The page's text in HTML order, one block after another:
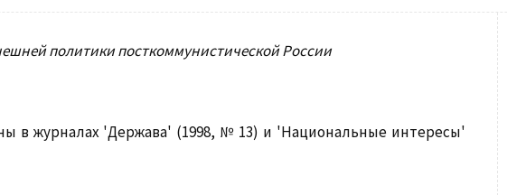
политики посткоммунистической России
в журналах 'Держава' (1998, № 13) и 'Национальные интересы'